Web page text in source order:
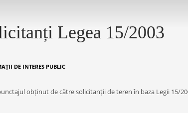
Legea 15/2003
DE INTERES PUBLIC
obținut de către solicitanții de teren în baza Legii 15/